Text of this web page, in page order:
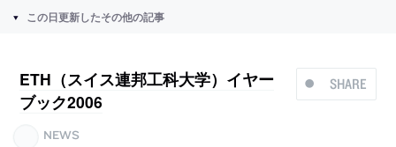
この日更新したその他の記事
SHARE
ETH（スイス連邦工科大学）イヤー
ブック2006
NEWS